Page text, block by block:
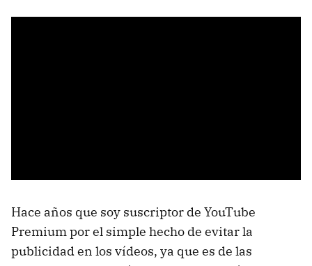
Hace años que soy suscriptor de YouTube
Premium por el simple hecho de evitar la
publicidad en los vídeos, ya que es de las